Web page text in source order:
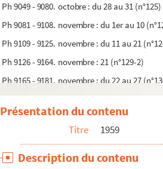
Ph 9049 - 9080. octobre : du 28 au 31 (n°125)
Ph 9081 - 9108. novembre : du 1er au 10
Ph 9109 - 9125. novembre : du 11 au 21
Ph 9126 - 9164. novembre : 21 (n°129-2)
Ph 9165 - 9181. novembre : du 22 au 27
Ph 9182 - 9197. novembre : du 28 au 6
Ph 9198 - 9234. décembre : du 20 au 25
Ph 9235 - 9271. décembre : du 7 au 19
Ph 9272 - 9285. décembre (n°136)
Présentation du contenu
Titre 1959
Description du contenu